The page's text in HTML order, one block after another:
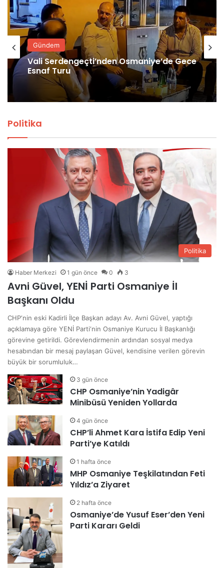
Gündem
Vali Serdengeçti’nden Osmaniye’de Gece
Esnaf Turu
Politika
Politika
Haber Merkezi 1 gün önce 0 3
Avni Güvel, YENİ Parti Osmaniye İl
Başkanı Oldu
CHP‘nin eski Kadirli İlçe Başkan adayı Av. Avni Güvel, yaptığı
açıklamaya göre YENİ Parti‘nin Osmaniye Kurucu İl Başkanlığı
görevine getirildi. Görevlendirmenin ardından sosyal medya
hesabından bir mesaj paylaşan Güvel, kendisine verilen görevin
büyük bir sorumluluk…
3 gün önce
CHP Osmaniye’nin Yadigâr
Minibüsü Yeniden Yollarda
4 gün önce
CHP’li Ahmet Kara İstifa Edip Yeni
Parti’ye Katıldı
1 hafta önce
MHP Osmaniye Teşkilatından Feti
Yıldız’a Ziyaret
2 hafta önce
Osmaniye’de Yusuf Eser’den Yeni
Parti Kararı Geldi